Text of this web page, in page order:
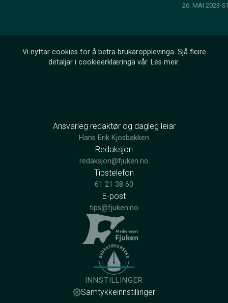
26. MAI 2023
Vi nyttar cookies for å betra brukaropplevinga. Sjå fleire
detaljar i cookieerklæringa vår. Les meir.
Ansvarleg redaktør og dagleg leiar
Hans Erik Kjosbakken
Redaksjon
redaksjon@fjuken.no
Tipstelefon
61 21 38 60
E-post
tips@fjuken.no
INNSTILLINGER
Samtykkeinnstillinger